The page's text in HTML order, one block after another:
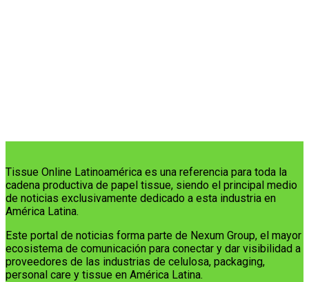
Tissue Online Latinoamérica es una referencia para toda la
cadena productiva de papel tissue, siendo el principal medio
de noticias exclusivamente dedicado a esta industria en
América Latina.
Este portal de noticias forma parte de Nexum Group, el mayor
ecosistema de comunicación para conectar y dar visibilidad a
proveedores de las industrias de celulosa, packaging,
personal care y tissue en América Latina.